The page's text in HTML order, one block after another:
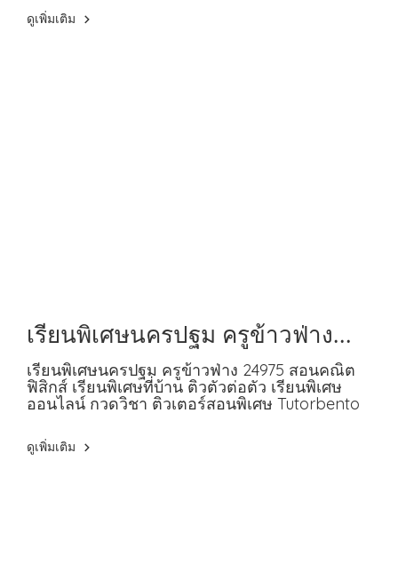
ดูเพิ่มเติม
เรียนพิเศษนครปฐม ครูข้าวฟ่าง
24975 สอนคณิต ฟิสิกส์
เรียนพิเศษนครปฐม ครูข้าวฟ่าง 24975 สอนคณิต
ฟิสิกส์ เรียนพิเศษที่บ้าน ติวตัวต่อตัว เรียนพิเศษ
ออนไลน์ กวดวิชา ติวเตอร์สอนพิเศษ Tutorbento
ดูเพิ่มเติม